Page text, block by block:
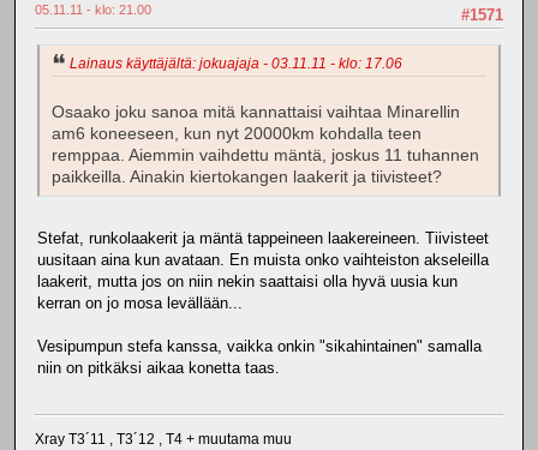
#1571
05.11.11 - klo: 21.00
Lainaus käyttäjältä: jokuajaja - 03.11.11 - klo: 17.06
Osaako joku sanoa mitä kannattaisi vaihtaa Minarellin
am6 koneeseen, kun nyt 20000km kohdalla teen
remppaa. Aiemmin vaihdettu mäntä, joskus 11 tuhannen
paikkeilla. Ainakin kiertokangen laakerit ja tiivisteet?
Stefat, runkolaakerit ja mäntä tappeineen laakereineen. Tiivisteet
uusitaan aina kun avataan. En muista onko vaihteiston akseleilla
laakerit, mutta jos on niin nekin saattaisi olla hyvä uusia kun
kerran on jo mosa levällään...
Vesipumpun stefa kanssa, vaikka onkin "sikahintainen" samalla
niin on pitkäksi aikaa konetta taas.
Xray T3´11 , T3´12 , T4 + muutama muu